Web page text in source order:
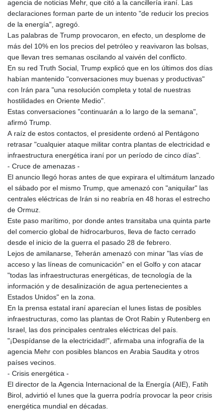
agencia de noticias Mehr, que citó a la cancillería iraní. Las
declaraciones forman parte de un intento "de reducir los precios
de la energía", agregó.
Las palabras de Trump provocaron, en efecto, un desplome de
más del 10% en los precios del petróleo y reavivaron las bolsas,
que llevan tres semanas oscilando al vaivén del conflicto.
En su red Truth Social, Trump explicó que en los últimos dos días
habían mantenido "conversaciones muy buenas y productivas"
con Irán para "una resolución completa y total de nuestras
hostilidades en Oriente Medio".
Estas conversaciones "continuarán a lo largo de la semana",
afirmó Trump.
A raíz de estos contactos, el presidente ordenó al Pentágono
retrasar "cualquier ataque militar contra plantas de electricidad e
infraestructura energética iraní por un período de cinco días".
- Cruce de amenazas -
El anuncio llegó horas antes de que expirara el ultimátum lanzado
el sábado por el mismo Trump, que amenazó con "aniquilar" las
centrales eléctricas de Irán si no reabría en 48 horas el estrecho
de Ormuz.
Este paso marítimo, por donde antes transitaba una quinta parte
del comercio global de hidrocarburos, lleva de facto cerrado
desde el inicio de la guerra el pasado 28 de febrero.
Lejos de amilanarse, Teherán amenazó con minar "las vías de
acceso y las líneas de comunicación" en el Golfo y con atacar
"todas las infraestructuras energéticas, de tecnología de la
información y de desalinización de agua pertenecientes a
Estados Unidos" en la zona.
En la prensa estatal iraní aparecían el lunes listas de posibles
infraestructuras, como las plantas de Orot Rabin y Rutenberg en
Israel, las dos principales centrales eléctricas del país.
"¡Despídanse de la electricidad!", afirmaba una infografía de la
agencia Mehr con posibles blancos en Arabia Saudita y otros
países vecinos.
- Crisis energética -
El director de la Agencia Internacional de la Energía (AIE), Fatih
Birol, advirtió el lunes que la guerra podría provocar la peor crisis
energética mundial en décadas.